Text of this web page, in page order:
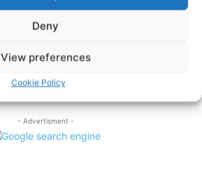
Deny
View preferences
Cookie Policy
coach του αναπτυξιακού προγράμματος
04/08/2026
- Advertisment -